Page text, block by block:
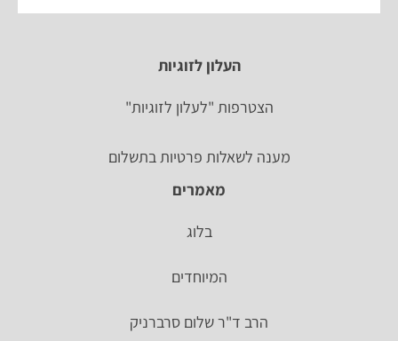
העלון לזוגיות
הצטרפות "לעלון לזוגיות"
מענה לשאלות פרטיות בתשלום
מאמרים
בלוג
המיוחדים
הרב ד"ר שלום סרברניק